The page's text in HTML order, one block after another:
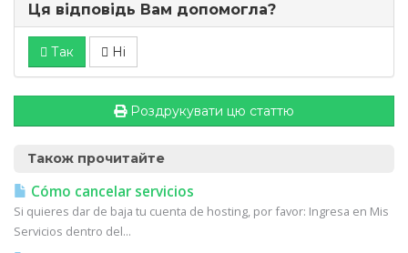
Ця відповідь Вам допомогла?
Так Ні
Роздрукувати цю статтю
Також прочитайте
Cómo cancelar servicios
Si quieres dar de baja tu cuenta de hosting, por favor: Ingresa en Mis
Servicios dentro del...